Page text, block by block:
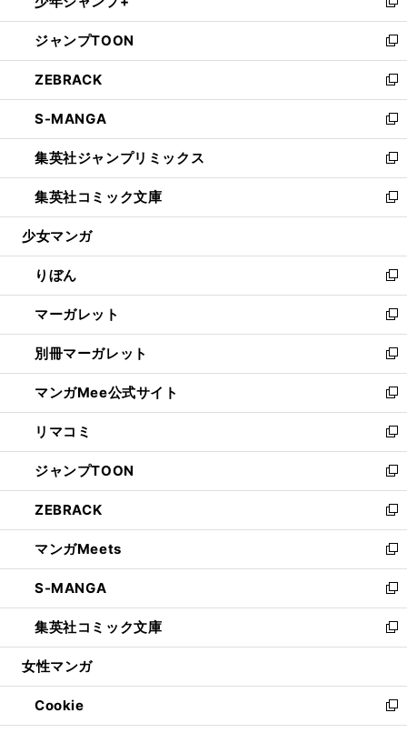
開
く
ウ
で
開
く
ィ
ン
ド
ウ
で
開
く
い
ウ
ィ
ン
ド
ウ
で
開
く
新
し
い
ウ
ィ
ン
ド
ウ
で
開
く
ジャンプTOON
新
し
い
ウ
ィ
ン
ド
ウ
で
開
ZEBRACK
新
し
い
ウ
ィ
ン
ド
ウ
開
く
S-MANGA
新
し
い
ウ
ィ
ン
ウ
で
開
く
集英社ジャンプリミックス
新
し
い
ウ
ン
ド
ウ
で
開
く
集英社コミック文庫
新
し
ウ
ィ
ン
ド
ウ
で
開
く
少女マンガ
りぼん
新
し
い
ウ
ィ
ン
ド
ウ
で
開
く
マーガレット
新
し
い
ウ
ィ
ン
ド
ウ
で
開
く
別冊マーガレット
新
し
い
ウ
ィ
ン
ド
ウ
で
開
く
マンガMee公式サイト
新
し
い
ウ
ィ
ン
ド
ウ
で
開
く
リマコミ
新
し
い
ウ
ィ
ン
ド
ウ
で
開
く
ジャンプTOON
新
し
い
ウ
ィ
ン
ド
ウ
で
開
ZEBRACK
新
し
い
ウ
ィ
ン
ド
ウ
開
く
マンガMeets
新
し
い
ウ
ィ
ン
ウ
で
開
S-MANGA
新
し
い
ウ
ン
ド
ウ
集英社コミック文庫
新
し
ウ
ィ
ン
女性マンガ
Cookie
新
し